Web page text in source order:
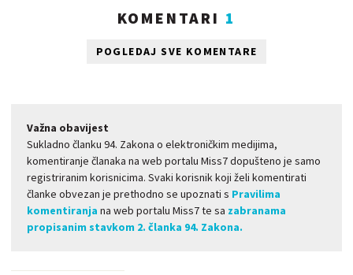
KOMENTARI 1
POGLEDAJ SVE KOMENTARE
Važna obavijest
Sukladno članku 94. Zakona o elektroničkim medijima,
komentiranje članaka na web portalu Miss7 dopušteno je samo
registriranim korisnicima. Svaki korisnik koji želi komentirati
članke obvezan je prethodno se upoznati s Pravilima
komentiranja na web portalu Miss7 te sa zabranama
propisanim stavkom 2. članka 94. Zakona.